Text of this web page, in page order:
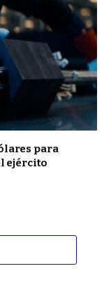
para
ejército